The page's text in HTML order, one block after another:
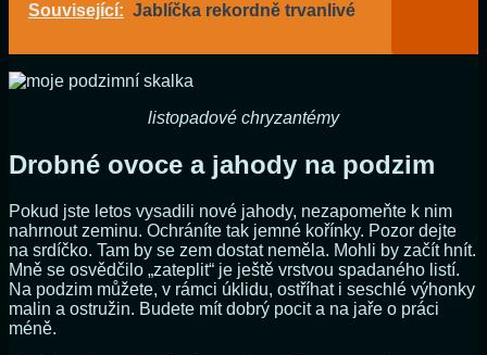
Související: Jablíčka rekordně trvanlivé
listopadové chryzantémy
Drobné ovoce a jahody na podzim
Pokud jste letos vysadili nové jahody, nezapomeňte k nim
nahrnout zeminu. Ochráníte tak jemné kořínky. Pozor dejte
na srdíčko. Tam by se zem dostat neměla. Mohli by začít hnít.
Mně se osvědčilo „zateplit“ je ještě vrstvou spadaného listí.
Na podzim můžete, v rámci úklidu, ostříhat i seschlé výhonky
malin a ostružin. Budete mít dobrý pocit a na jaře o práci
méně.